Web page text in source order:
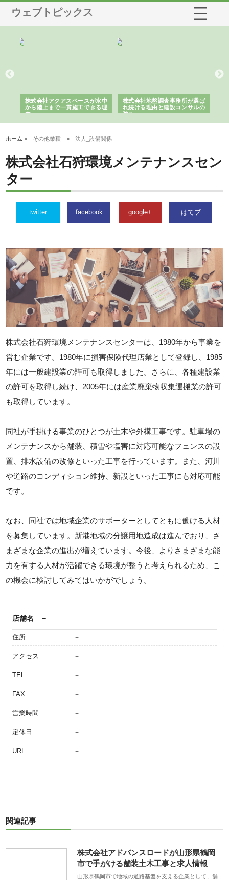
ウェブトピックス
株式会社アクアスペースが水中
から陸上まで一貫施工できる理
由
株式会社地盤調査事務所が選ば
れ続ける理由と建設コンサルの
強み
ホーム > その他業種 >法人_設備関係
株式会社石狩環境メンテナンスセン
ター
twitter facebook google+ はてブ
株式会社石狩環境メンテナンスセンターは、1980年から事業を
営む企業です。1980年に損害保険代理店業として登録し、1985
年には一般建設業の許可も取得しました。さらに、各種建設業
の許可を取得し続け、2005年には産業廃棄物収集運搬業の許可
も取得しています。
同社が手掛ける事業のひとつが土木や外構工事です。駐車場の
メンテナンスから舗装、積雪や塩害に対応可能なフェンスの設
置、排水設備の改修といった工事を行っています。また、河川
や道路のコンディション維持、新設といった工事にも対応可能
です。
なお、同社では地域企業のサポーターとしてともに働ける人材
を募集しています。新港地域の分譲用地造成は進んでおり、さ
まざまな企業の進出が増えています。今後、よりさまざまな能
力を有する人材が活躍できる環境が整うと考えられるため、こ
の機会に検討してみてはいかがでしょう。
店舗名 －
住所 －
アクセス －
TEL －
FAX －
営業時間 －
定休日 －
URL －
関連記事
株式会社アドバンスロードが山形県鶴岡
市で手がける舗装土木工事と求人情報
山形県鶴岡市で地域の道路基盤を支える企業として、舗